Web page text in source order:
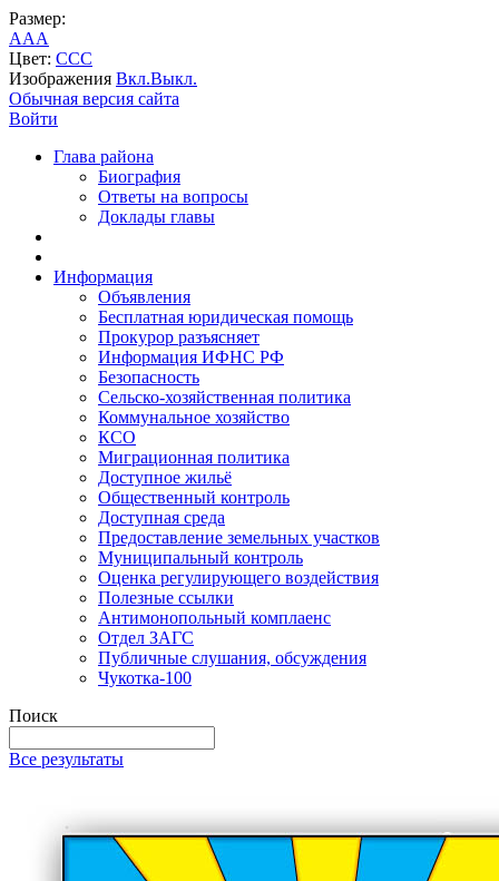
Размер:
AAA
Цвет: CCC
Изображения Вкл.Выкл.
Обычная версия сайта
Войти
Глава района
Биография
Ответы на вопросы
Доклады главы
Информация
Объявления
Бесплатная юридическая помощь
Прокурор разъясняет
Информация ИФНС РФ
Безопасность
Сельско-хозяйственная политика
Коммунальное хозяйство
КСО
Миграционная политика
Доступное жильё
Общественный контроль
Доступная среда
Предоставление земельных участков
Муниципальный контроль
Оценка регулирующего воздействия
Полезные ссылки
Антимонопольный комплаенс
Отдел ЗАГС
Публичные слушания, обсуждения
Чукотка-100
Поиск
Все результаты